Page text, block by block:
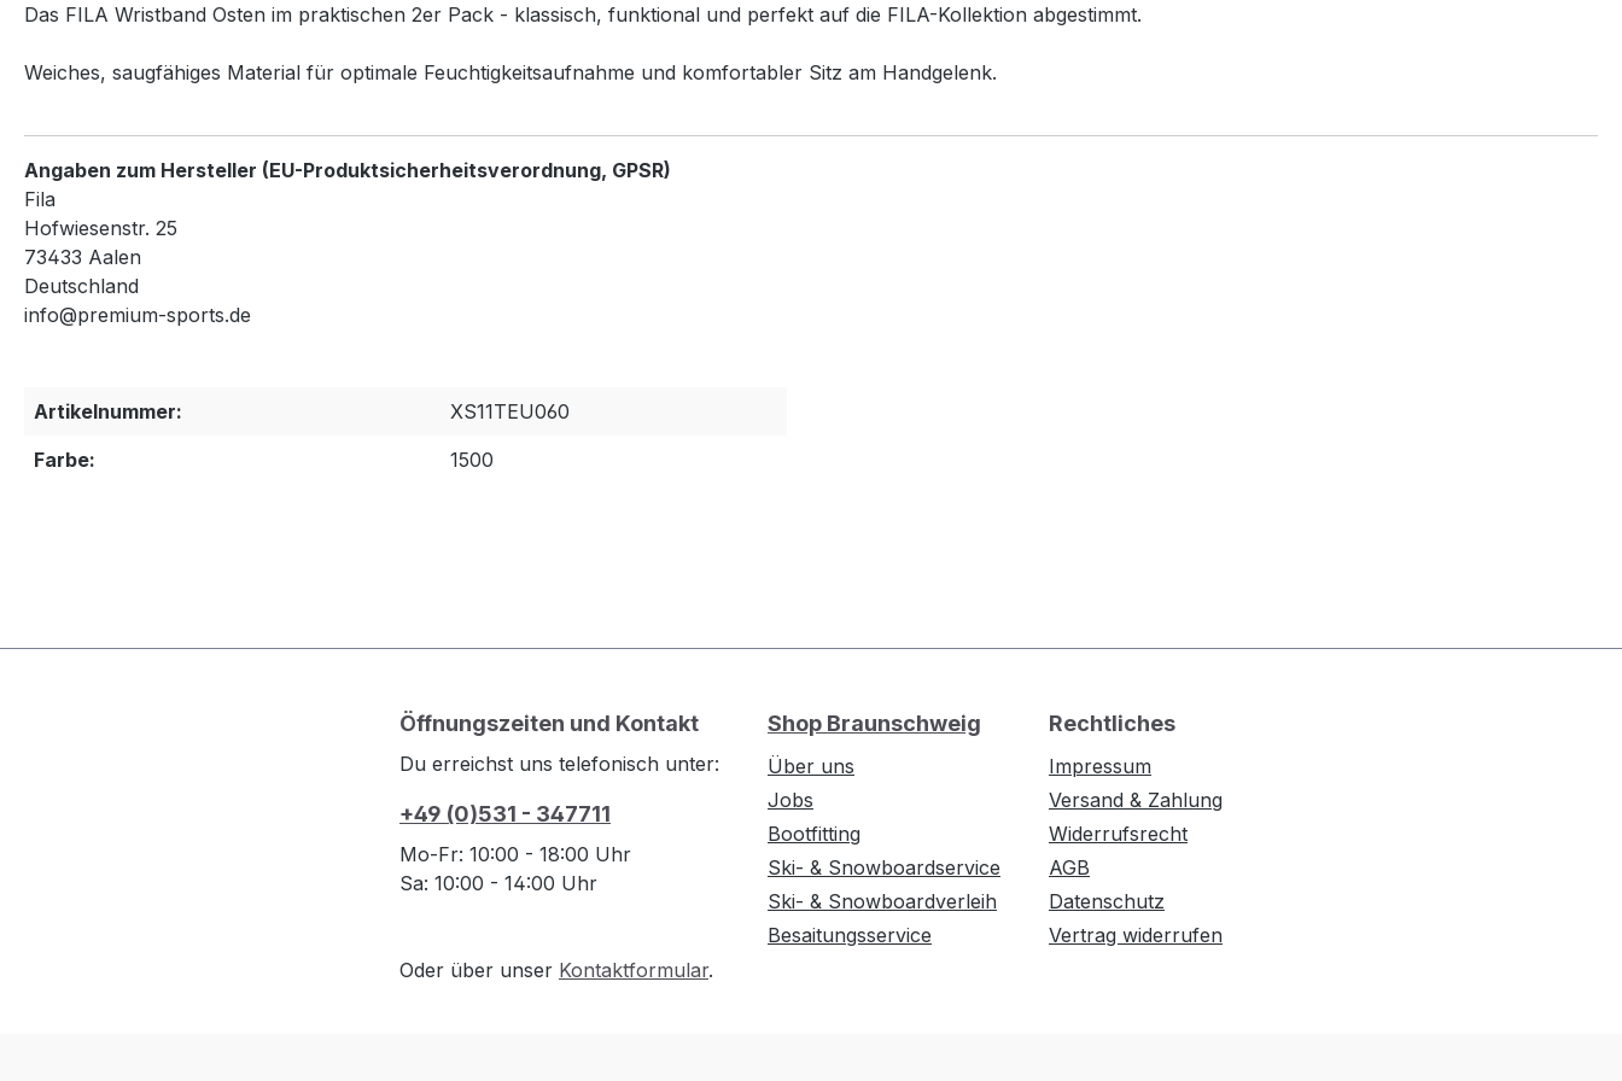
Das FILA Wristband Osten im praktischen 2er Pack - klassisch, funktional und perfekt auf die FILA-Kollektion abgestimmt.
Weiches, saugfähiges Material für optimale Feuchtigkeitsaufnahme und komfortabler Sitz am Handgelenk.
Angaben zum Hersteller (EU-Produktsicherheitsverordnung, GPSR)
Fila
Hofwiesenstr. 25
73433 Aalen
Deutschland
info@premium-sports.de
Artikelnummer:
XS11TEU060
Farbe:
1500
Öffnungszeiten und Kontakt
Du erreichst uns telefonisch unter:
+49 (0)531 - 347711
Mo-Fr: 10:00 - 18:00 Uhr
Sa: 10:00 - 14:00 Uhr
Oder über unser Kontaktformular.
Shop Braunschweig
Über uns
Jobs
Bootfitting
Ski- & Snowboardservice
Ski- & Snowboardverleih
Besaitungsservice
Rechtliches
Impressum
Versand & Zahlung
Widerrufsrecht
AGB
Datenschutz
Vertrag widerrufen